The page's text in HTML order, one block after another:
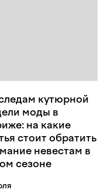
кутюрной
моды в
на какие
стоит обратить
невестам в
сезоне